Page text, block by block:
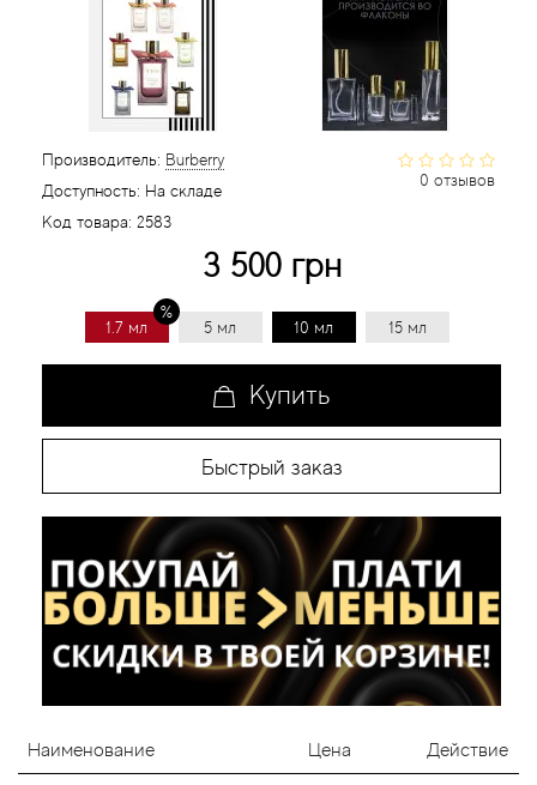
0 отзывов
Производитель: Burberry
Доступность: На складе
Код товара: 2583
3 500 грн
1.7 мл 5 мл 10 мл 15 мл
Купить
Быстрый заказ
Наименование Цена Действие